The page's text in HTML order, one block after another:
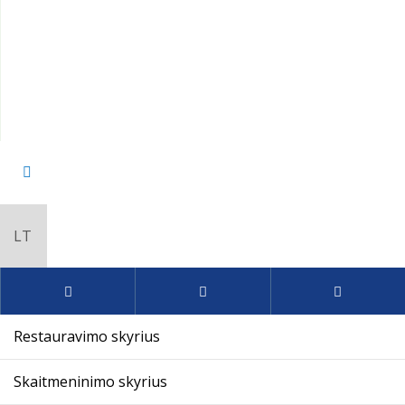
Restauravimo skyrius
Skaitmeninimo skyrius